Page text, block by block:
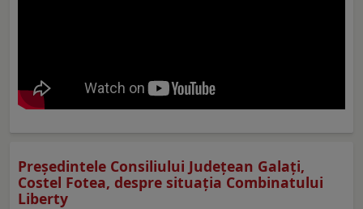
Preşedintele Consiliului Judeţean Galaţi,
Costel Fotea, despre situaţia Combinatului
Liberty